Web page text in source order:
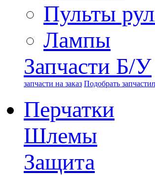
Пульты
Лампы
Запчасти Б/У
запчасти на заказ Подобрать запчасти
Перчатки
Шлемы
Защита